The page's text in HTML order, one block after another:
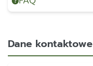
Dane kontaktowe